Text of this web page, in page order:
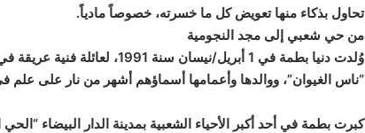
تحاول بذكاء منها تعويض كل ما خسرته، خصوصاً مادياً.
من حي شعبي إلى مجد النجومية
وُلدت دنيا بطمة في 1 أبريل/نيسان
“ناس الغيوان”، ووالدها وأعمامها أسماؤهم أشهر من نار على علم
كبرت بطمة في أحد أكبر الأحياء الشعبية بمدينة الدار البيضاء